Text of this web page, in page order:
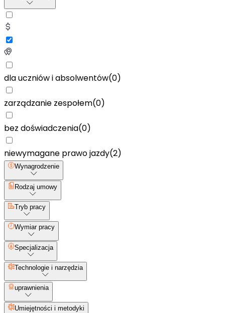
dla uczniów i absolwentów(0)
zarządzanie zespołem(0)
bez doświadczenia(0)
niewymagane prawo jazdy(2)
Wynagrodzenie
Rodzaj umowy
Tryb pracy
Wymiar pracy
Specjalizacja
Technologie i narzędzia
uprawnienia
Umiejętności i metodyki